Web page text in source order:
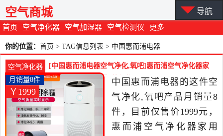
首页 空气净化器 空气加湿器 空气检测仪 更多
空气商城 导航
你的位置： 首页 > TAG信息列表 > 中国惠而浦电器
空气净化器
[中国惠而浦电器空气净化,氧吧]惠而浦空气净化器家
用WA-5101S月销量8件仅售1999元
￥1999
月销量8件
中国惠而浦电器的这件空
气净化,氧吧产品月销量8
件，目前仅售价1999元，
惠而浦空气净化器家用